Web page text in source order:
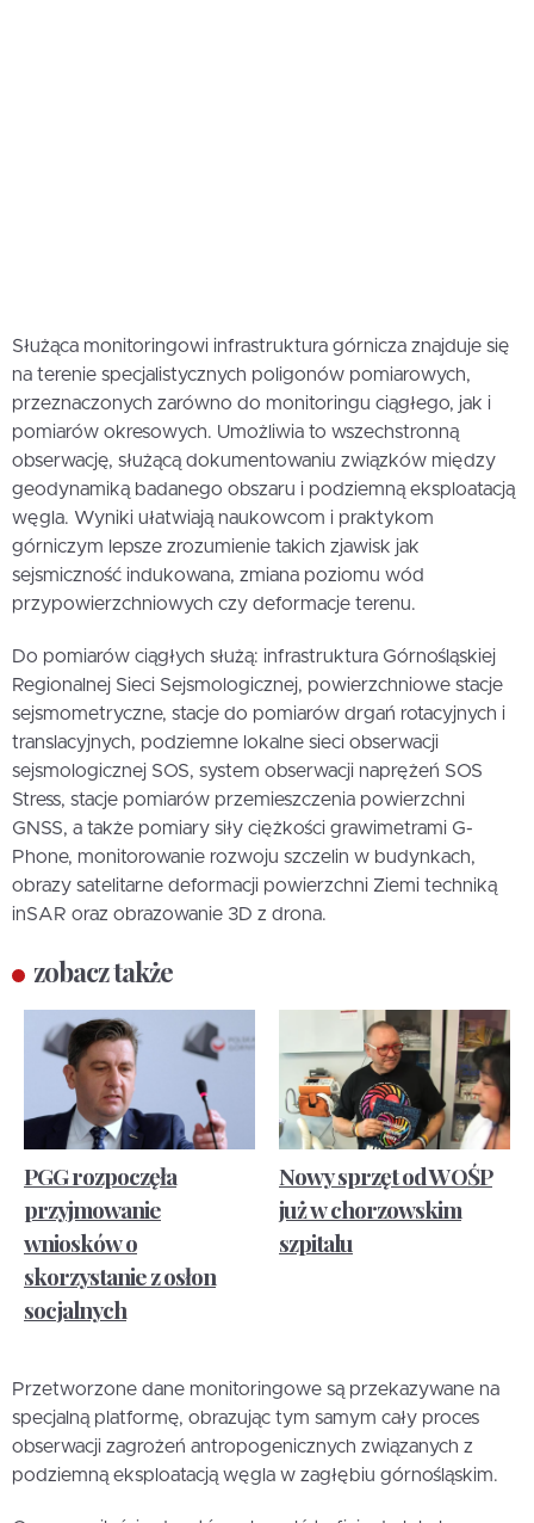
Służąca monitoringowi infrastruktura górnicza znajduje się
na terenie specjalistycznych poligonów pomiarowych,
przeznaczonych zarówno do monitoringu ciągłego, jak i
pomiarów okresowych. Umożliwia to wszechstronną
obserwację, służącą dokumentowaniu związków między
geodynamiką badanego obszaru i podziemną eksploatacją
węgla. Wyniki ułatwiają naukowcom i praktykom
górniczym lepsze zrozumienie takich zjawisk jak
sejsmiczność indukowana, zmiana poziomu wód
przypowierzchniowych czy deformacje terenu.
Do pomiarów ciągłych służą: infrastruktura Górnośląskiej
Regionalnej Sieci Sejsmologicznej, powierzchniowe stacje
sejsmometryczne, stacje do pomiarów drgań rotacyjnych i
translacyjnych, podziemne lokalne sieci obserwacji
sejsmologicznej SOS, system obserwacji naprężeń SOS
Stress, stacje pomiarów przemieszczenia powierzchni
GNSS, a także pomiary siły ciężkości grawimetrami G-
Phone, monitorowanie rozwoju szczelin w budynkach,
obrazy satelitarne deformacji powierzchni Ziemi techniką
inSAR oraz obrazowanie 3D z drona.
zobacz także
PGG rozpoczęła
przyjmowanie
wniosków o
skorzystanie z osłon
socjalnych
Nowy sprzęt od WOŚP
już w chorzowskim
szpitalu
Przetworzone dane monitoringowe są przekazywane na
specjalną platformę, obrazując tym samym cały proces
obserwacji zagrożeń antropogenicznych związanych z
podziemną eksploatacją węgla w zagłębiu górnośląskim.